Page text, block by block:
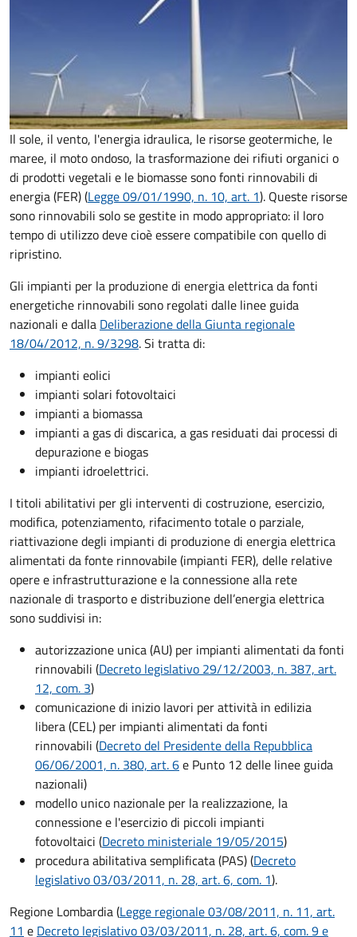
Il sole, il vento, l'energia idraulica, le risorse geotermiche, le
maree, il moto ondoso, la trasformazione dei rifiuti organici o
di prodotti vegetali e le biomasse sono fonti rinnovabili di
energia (FER) (Legge 09/01/1990, n. 10, art. 1). Queste risorse
sono rinnovabili solo se gestite in modo appropriato: il loro
tempo di utilizzo deve cioè essere compatibile con quello di
ripristino.
Gli impianti per la produzione di energia elettrica da fonti
energetiche rinnovabili sono regolati dalle linee guida
nazionali e dalla Deliberazione della Giunta regionale
18/04/2012, n. 9/3298. Si tratta di:
impianti eolici
impianti solari fotovoltaici
impianti a biomassa
impianti a gas di discarica, a gas residuati dai processi di
depurazione e biogas
impianti idroelettrici.
I titoli abilitativi per gli interventi di costruzione, esercizio,
modifica, potenziamento, rifacimento totale o parziale,
riattivazione degli impianti di produzione di energia elettrica
alimentati da fonte rinnovabile (impianti FER), delle relative
opere e infrastrutturazione e la connessione alla rete
nazionale di trasporto e distribuzione dell’energia elettrica
sono suddivisi in:
autorizzazione unica (AU) per impianti alimentati da fonti
rinnovabili (Decreto legislativo 29/12/2003, n. 387, art.
12, com. 3)
comunicazione di inizio lavori per attività in edilizia
libera (CEL) per impianti alimentati da fonti
rinnovabili (Decreto del Presidente della Repubblica
06/06/2001, n. 380, art. 6e Punto 12 delle linee guida
nazionali)
modello unico nazionale per la realizzazione, la
connessione e l'esercizio di piccoli impianti
fotovoltaici (Decreto ministeriale 19/05/2015)
procedura abilitativa semplificata (PAS) (Decreto
legislativo 03/03/2011, n. 28, art. 6, com. 1).
Regione Lombardia (Legge regionale 03/08/2011, n. 11, art.
11 e Decreto legislativo 03/03/2011, n. 28, art. 6, com. 9 e